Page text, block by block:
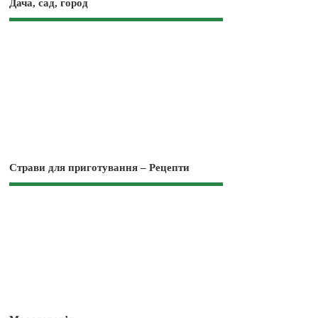
Дача, сад, город
Страви для приготування – Рецепти